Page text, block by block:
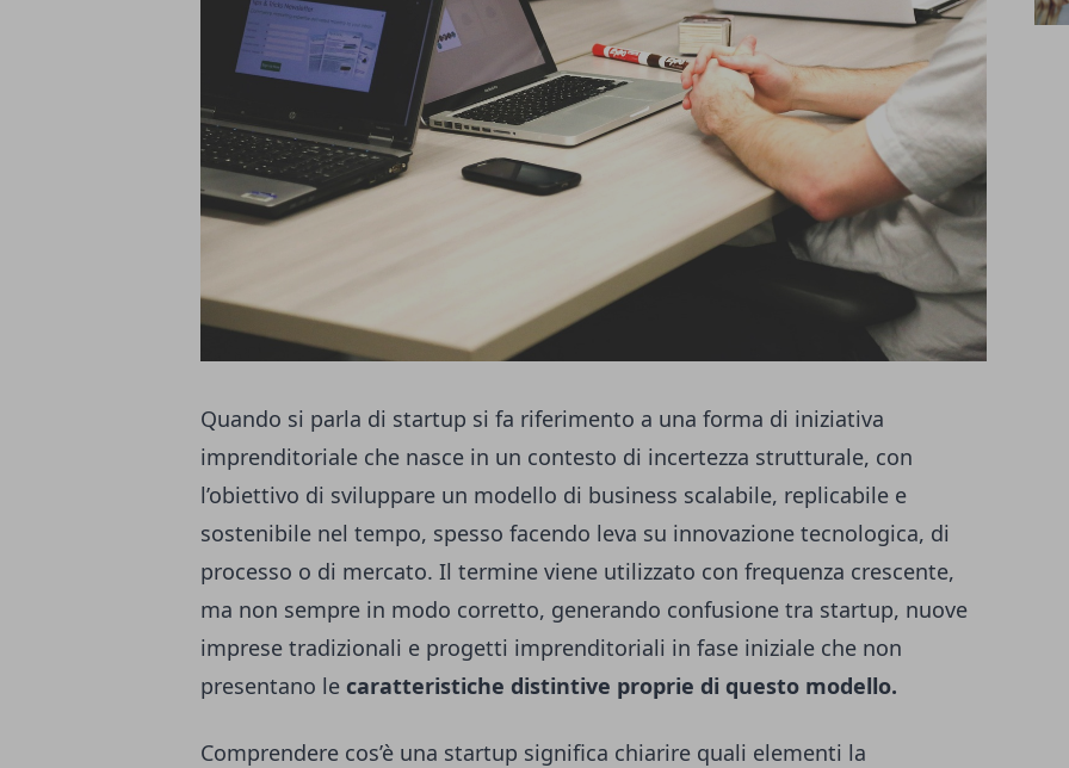
Quando si parla di startup si fa riferimento a una forma di iniziativa
imprenditoriale che nasce in un contesto di incertezza strutturale, con
l’obiettivo di sviluppare un modello di business scalabile, replicabile e
sostenibile nel tempo, spesso facendo leva su innovazione tecnologica, di
processo o di mercato. Il termine viene utilizzato con frequenza crescente,
ma non sempre in modo corretto, generando confusione tra startup, nuove
imprese tradizionali e progetti imprenditoriali in fase iniziale che non
presentano le caratteristiche distintive proprie di questo modello.
Comprendere cos’è una startup significa chiarire quali elementi la